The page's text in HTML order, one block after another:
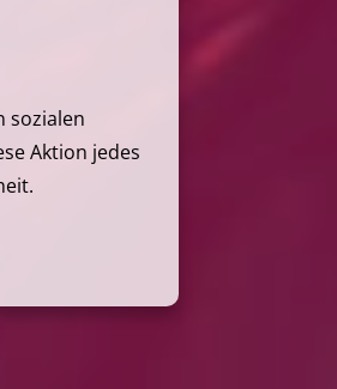
sozialen
Aktion jedes